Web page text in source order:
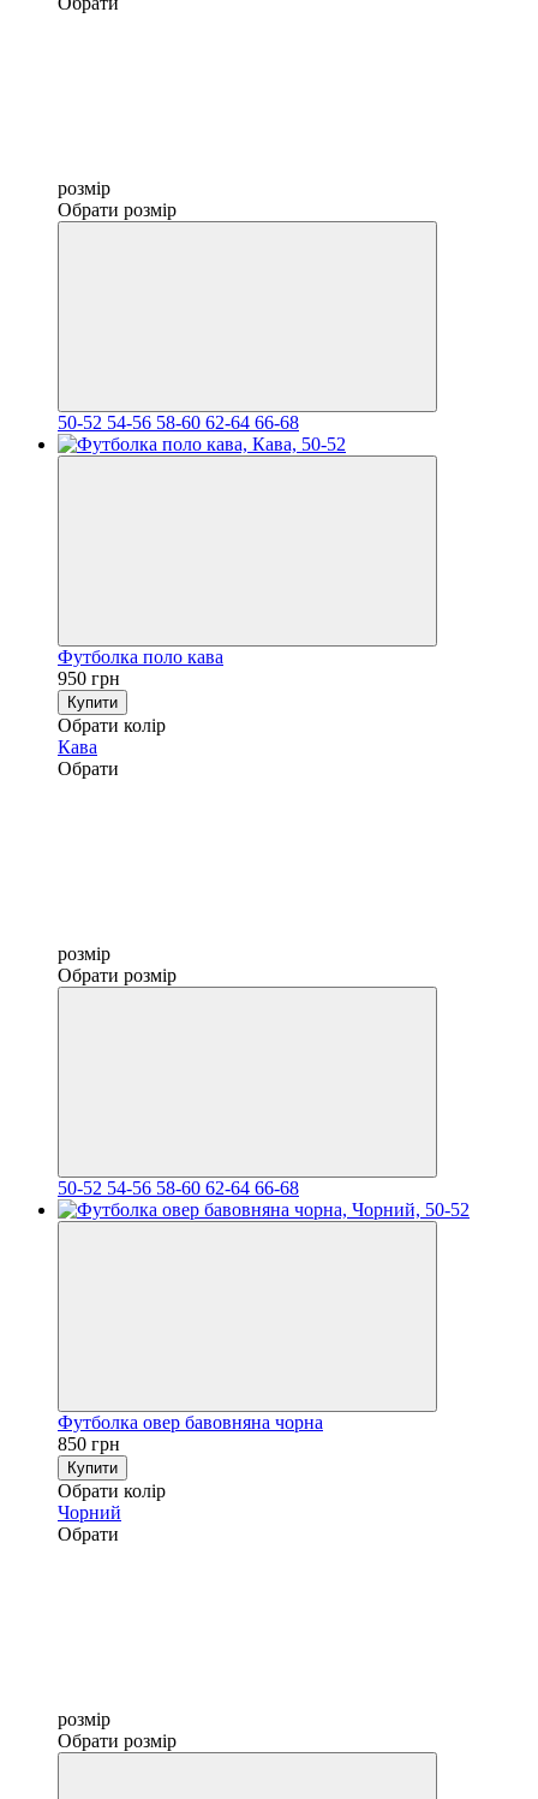
розмір
Обрати розмір
50-52 54-56 58-60 62-64 66-68
Футболка поло кава
950 грн
Купити
Обрати колір
Кава
Обрати
розмір
Обрати розмір
50-52 54-56 58-60 62-64 66-68
Футболка овер бавовняна чорна
850 грн
Купити
Обрати колір
Чорний
Обрати
розмір
Обрати розмір